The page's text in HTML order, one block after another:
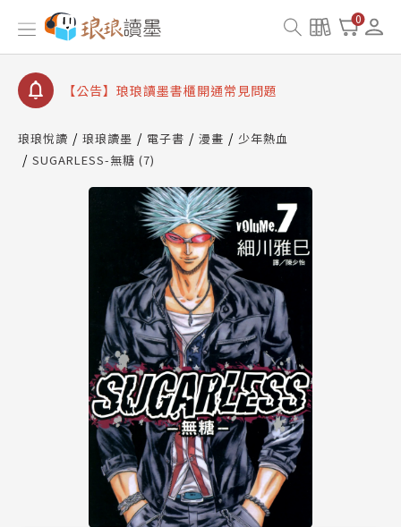
0
【公告】琅琅讀墨數位閱讀資產合併與書櫃開通申請
【公告】琅琅讀墨書櫃開通常見問題
【公告】琅琅讀墨 3 分鐘完成書櫃開通與資產合併申
請圖文教學
查詢
【公告】琅琅讀墨數位閱讀資產合併與書櫃開通申請
琅琅悅讀 琅琅讀墨 電子書 漫畫
少年熱血
SUGARLESS-無糖 (7)